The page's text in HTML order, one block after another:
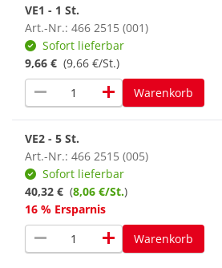
VE1 - 1 St.
Art.-Nr.: 466 2515 (001)
Sofort lieferbar
9,66 € (9,66 €/St.)
remove add Warenkorb
VE2 - 5 St.
Art.-Nr.: 466 2515 (005)
Sofort lieferbar
40,32 € (8,06 €/St.)
16 % Ersparnis
remove add Warenkorb